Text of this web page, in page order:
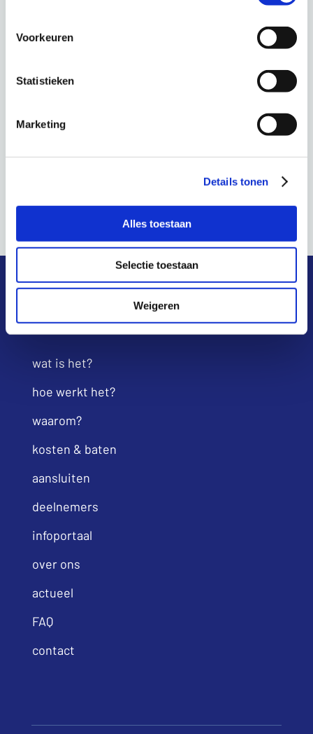
Voorkeuren
Statistieken
Marketing
Details tonen
Alles toestaan
Selectie toestaan
Weigeren
Datum:
bewindvoerders
wat is het?
hoe werkt het?
waarom?
kosten & baten
aansluiten
deelnemers
infoportaal
over ons
actueel
FAQ
contact